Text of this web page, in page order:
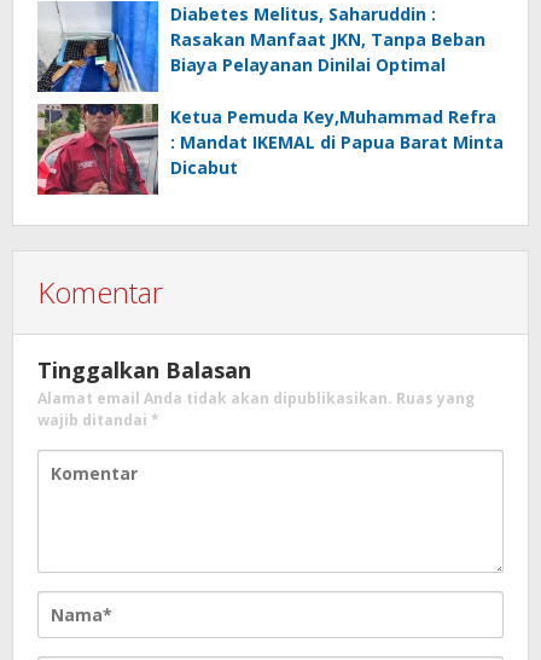
Diabetes Melitus, Saharuddin :
Rasakan Manfaat JKN, Tanpa Beban
Biaya Pelayanan Dinilai Optimal
Ketua Pemuda Key,Muhammad Refra
: Mandat IKEMAL di Papua Barat Minta
Dicabut
Komentar
Tinggalkan Balasan
Alamat email Anda tidak akan dipublikasikan. Ruas yang
wajib ditandai *